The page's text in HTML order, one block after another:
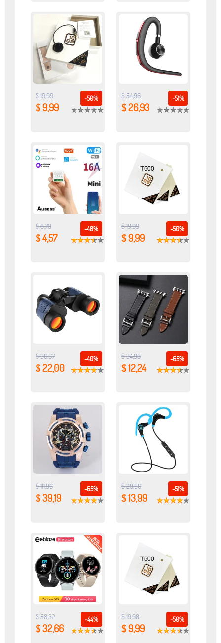
-50%
$ 19,99
$ 9,99
-51%
$ 54,96
$ 26,93
-48%
$ 8,78
$ 4,57
-50%
$ 19,99
$ 9,99
-40%
$ 36,67
$ 22,00
-65%
$ 34,98
$ 12,24
-65%
$ 111,96
$ 39,19
-51%
$ 28,56
$ 13,99
-44%
$ 58,32
$ 32,66
-50%
$ 19,98
$ 9,99